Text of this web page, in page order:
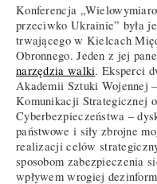
Konferencja
przeciwko Ukrainie” była
trwającego w Kielcach
Obronnego. Jeden z jej
narzędzia walki. Eksperci
Akademii Sztuki Wojennej
Komunikacji Strategicznej
Cyberbezpieczeństwa –
państwowe i siły zbrojne
realizacji celów
sposobom zabezpieczenia
wpływem wrogiej